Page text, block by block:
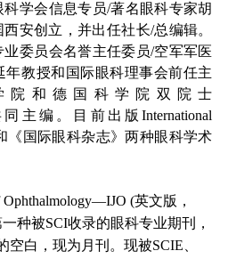
学会信息专员/著名眼科专家胡
安创立，并出任社长/总编辑。
委员会名誉主任委员/空军军医
年教授和国际眼科理事会前任主
院和德国科学院双院士
同主编。目前出版International
《国际眼科杂志》两种眼科学术
—IJO (英文版，
种被SCI收录的眼科专业期刊，
空白，现为月刊。现被SCIE